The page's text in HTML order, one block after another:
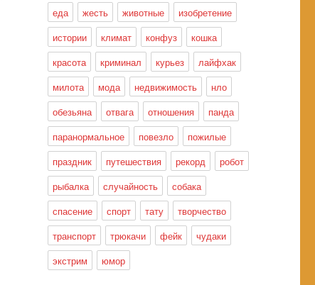
еда
жесть животные
изобретение
истории
климат конфуз
кошка
красота
криминал курьез
лайфхак
милота
мода недвижимость
нло
обезьяна
отвага отношения
панда
паранормальное
повезло
пожилые
праздник
путешествия рекорд
робот
рыбалка
случайность
собака
спасение
спорт тату
творчество
транспорт
трюкачи фейк
чудаки
экстрим
юмор